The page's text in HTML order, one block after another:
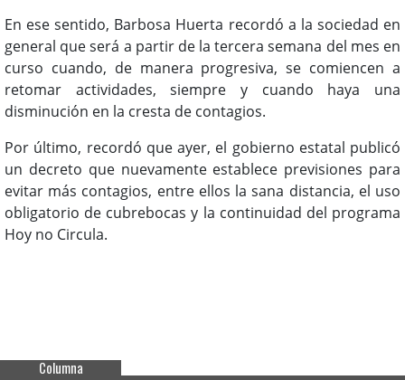
En ese sentido, Barbosa Huerta recordó a la sociedad en
general que será a partir de la tercera semana del mes en
curso cuando, de manera progresiva, se comiencen a
retomar actividades, siempre y cuando haya una
disminución en la cresta de contagios.
Por último, recordó que ayer, el gobierno estatal publicó
un decreto que nuevamente establece previsiones para
evitar más contagios, entre ellos la sana distancia, el uso
obligatorio de cubrebocas y la continuidad del programa
Hoy no Circula.
Columna